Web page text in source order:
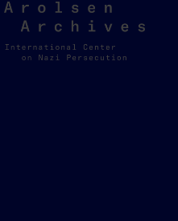
Arolsen
Archives